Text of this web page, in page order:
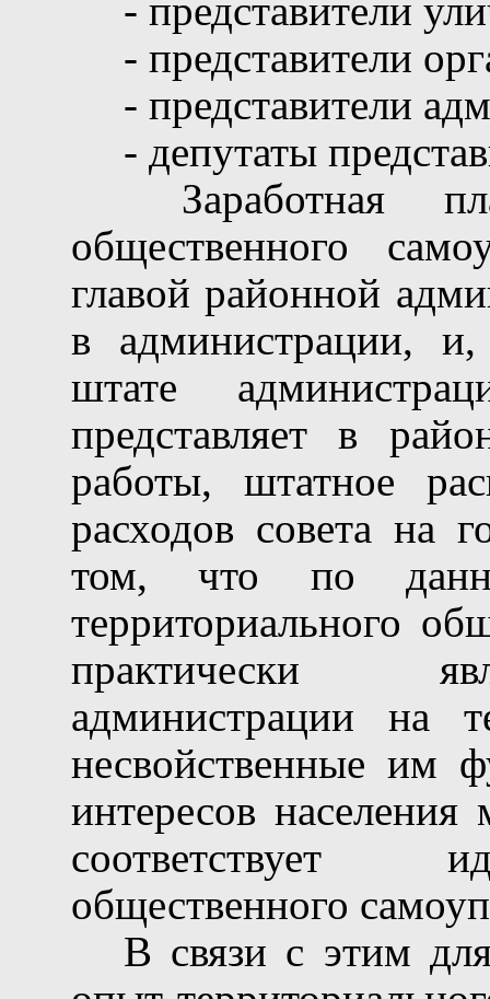
- представители
- представители
- представители
- депутаты
Заработная
общественного
главой районной
в администрации, и,
штате
представляет в
работы, штатное
расходов совета на
том, что по
территориального
практически
администрации на
несвойственные им
интересов
соответствует
общественного
В связи с этим